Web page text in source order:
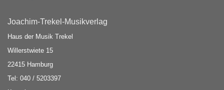
Joachim-Trekel-Musikverlag
Haus der Musik Trekel
Willerstwiete 15
22415 Hamburg
Tel: 040 / 5203397